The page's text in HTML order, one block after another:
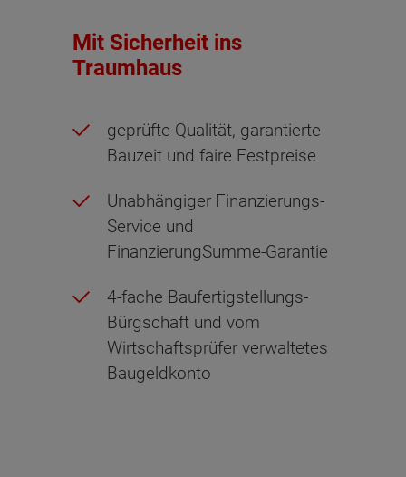
Mit Sicherheit ins
Traumhaus
geprüfte Qualität, garantierte
Bauzeit und faire Festpreise
Unabhängiger Finanzierungs-
Service und
FinanzierungSumme-Garantie
4-fache Baufertigstellungs-
Bürgschaft und vom
Wirtschaftsprüfer verwaltetes
Baugeldkonto